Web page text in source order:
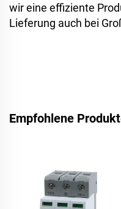
wir eine effiziente
Lieferung auch bei
Empfohlene